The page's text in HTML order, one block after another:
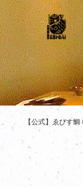
【公式】ゑびす鯛